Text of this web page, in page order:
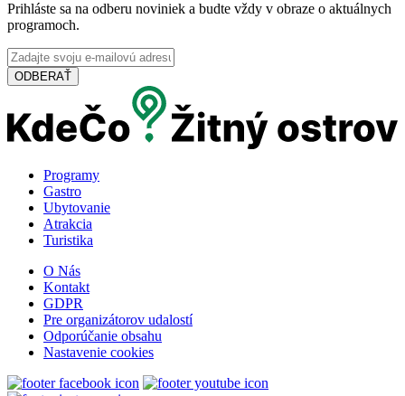
Na bicykli pri Dunaji
64 km,Cyklovýlet
Termálna túra
99 km,Prehliadka mesta
Prihláste sa na odberu noviniek a budte vždy v obraze o aktuálnych
programoch.
ODBERAŤ
Programy
Gastro
Ubytovanie
Atrakcia
Turistika
O Nás
Kontakt
GDPR
Pre organizátorov udalostí
Odporúčanie obsahu
Nastavenie cookies